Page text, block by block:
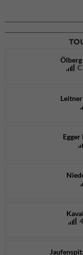
DAV Kletter- &